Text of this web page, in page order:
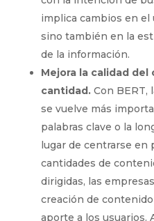
implica cambios en el
sino también en la
de la información.
Mejora la calidad
cantidad. Con BERT,
se vuelve más
palabras clave o la
lugar de centrarse en
cantidades de
dirigidas, las
creación de
aporte a los usuarios.